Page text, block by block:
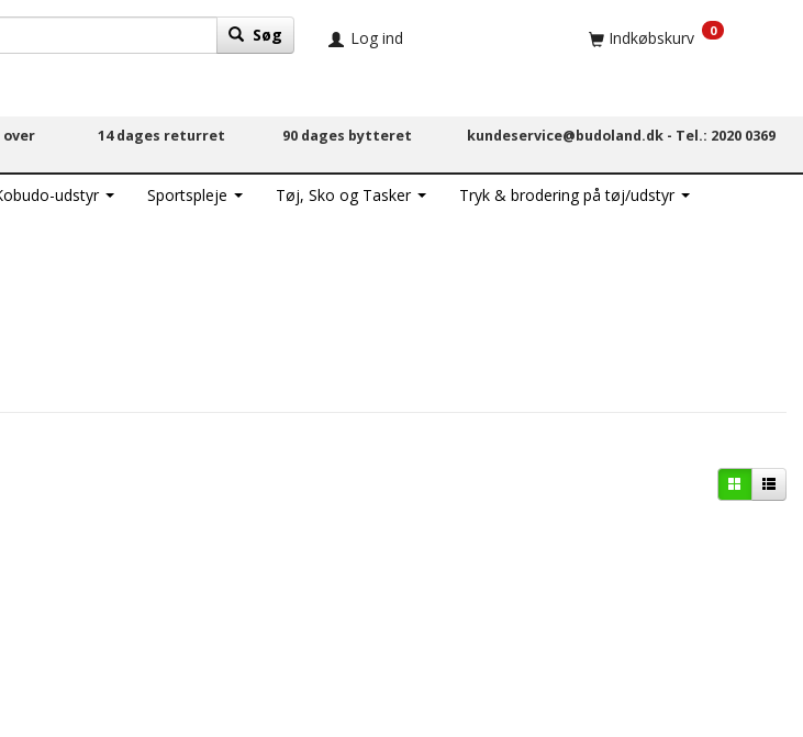
Søg Log ind Indkøbskurv 0
14 dages returret 90 dages bytteret kundeservice@budoland.dk - Tel.: 2020 0369
udstyr Sportspleje Tøj, Sko og Tasker
Tryk & brodering på tøj/udstyr